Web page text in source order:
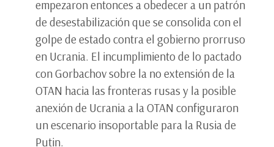
empezaron entonces a obedecer a un patrón
de desestabilización que se consolida con el
golpe de estado contra el gobierno prorruso
en Ucrania. El incumplimiento de lo pactado
con Gorbachov sobre la no extensión de la
OTAN hacia las fronteras rusas y la posible
anexión de Ucrania a la OTAN configuraron
un escenario insoportable para la Rusia de
Putin.